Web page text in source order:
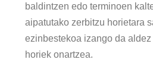
baldintzen edo terminoen
aipatutako zerbitzu horietara
ezinbestekoa izango da
horiek onartzea.